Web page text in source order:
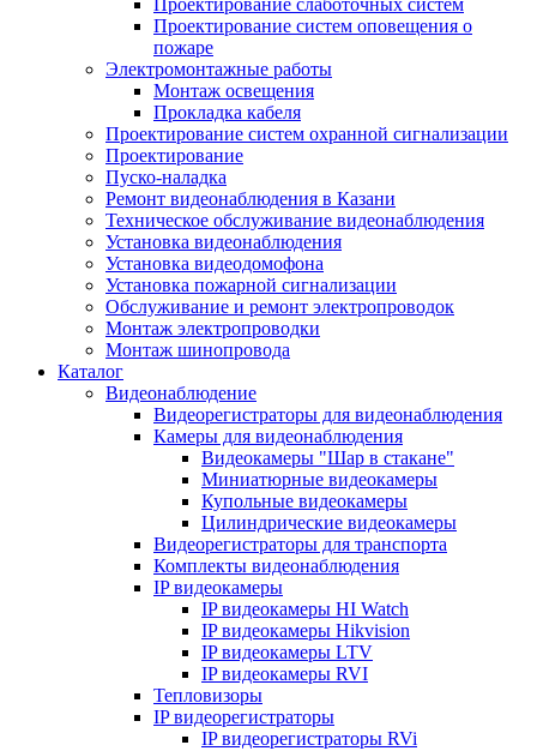
Проектирование слаботочных систем
Проектирование систем оповещения о
пожаре
Электромонтажные работы
Монтаж освещения
Прокладка кабеля
Проектирование систем охранной сигнализации
Проектирование
Пуско-наладка
Ремонт видеонаблюдения в Казани
Техническое обслуживание видеонаблюдения
Установка видеонаблюдения
Установка видеодомофона
Установка пожарной сигнализации
Обслуживание и ремонт электропроводок
Монтаж электропроводки
Монтаж шинопровода
Каталог
Видеонаблюдение
Видеорегистраторы для видеонаблюдения
Камеры для видеонаблюдения
Видеокамеры "Шар в стакане"
Миниатюрные видеокамеры
Купольные видеокамеры
Цилиндрические видеокамеры
Видеорегистраторы для транспорта
Комплекты видеонаблюдения
IP видеокамеры
IP видеокамеры HI Watch
IP видеокамеры Hikvision
IP видеокамеры LTV
IP видеокамеры RVI
Тепловизоры
IP видеорегистраторы
IP видеорегистраторы RVi